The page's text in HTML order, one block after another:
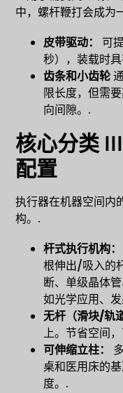
中，螺杆鞭打会成为
皮带驱动：
可
秒），装载时
齿条和小齿轮
限长度，但需
向间隙。.
核心分类
配置
执行器在机器空间内
构。.
杆式执行机构：
根伸出/吸入的
断、单级晶体
如光学应用、
无杆（滑块/轨
上。节省空间
可伸缩立柱：
桌和医用床的
度。.